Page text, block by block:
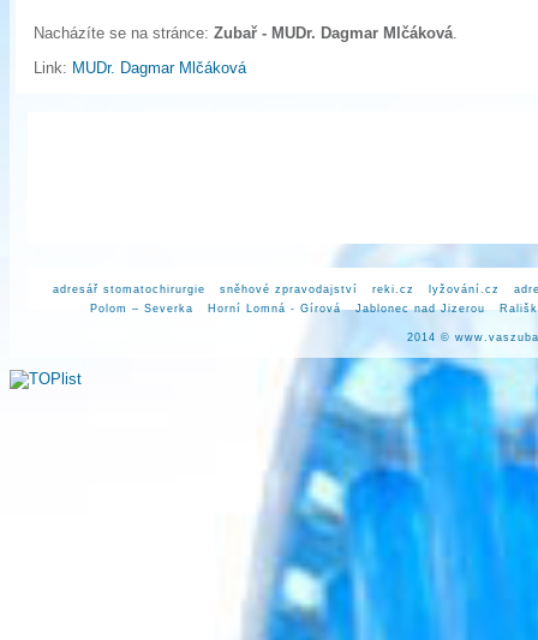
Nacházíte se na stránce: Zubař - MUDr. Dagmar Mlčáková.
Link: MUDr. Dagmar Mlčáková
adresář stomatochirurgie sněhové zpravodajství reki.cz lyžování.cz
Polom – Severka
Horní Lomná - Gírová Jablonec nad Jizerou
2014 ©